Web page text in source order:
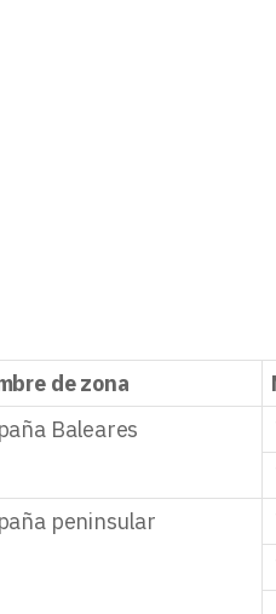
de zona
Baleares
peninsular